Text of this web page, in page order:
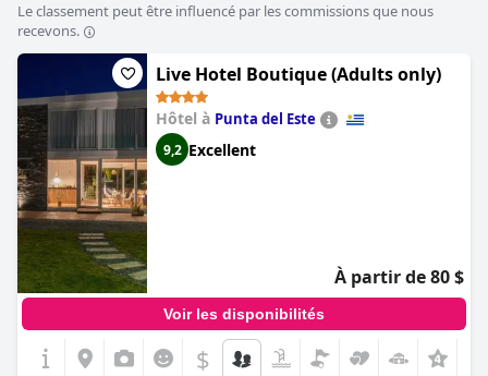
Le classement peut être influencé par les commissions que nous
recevons.
Live Hotel Boutique (Adults only)
Hôtel à Punta del Este
9,2 Excellent
À partir de 80 $
Voir les disponibilités
$